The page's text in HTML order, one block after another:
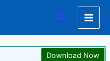
Search
Download Now